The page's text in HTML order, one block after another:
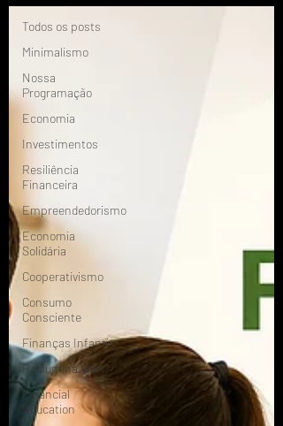
Todos os posts
Minimalismo
Nossa
Programação
Economia
Investimentos
Resiliência
Financeira
Empreendedorismo
Economia
Solidária
Cooperativismo
Consumo
Consciente
Finanças Infantis
Radium na WIW
Financial
Education